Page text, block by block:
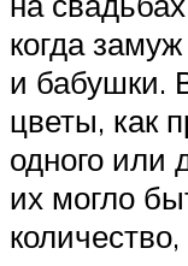
когда
и бабушки.
цветы, как
одного или
их могло